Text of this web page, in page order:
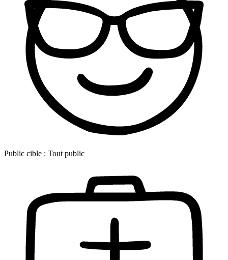
Public cible : Tout public